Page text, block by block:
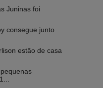
Juninas foi
consegue junto
estão de casa